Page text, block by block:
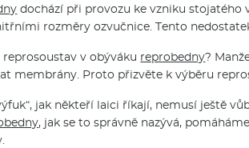
dochází při provozu ke vzniku
rozměry ozvučnice. Tento
v obýváku reprobedny?
membrány. Proto přizvěte k výběru
jak někteří laici říkají, nemusí ještě
, jak se to správně nazývá,